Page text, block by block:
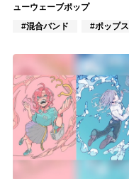
ューウェーブポップ
#混合バンド
#ポップス